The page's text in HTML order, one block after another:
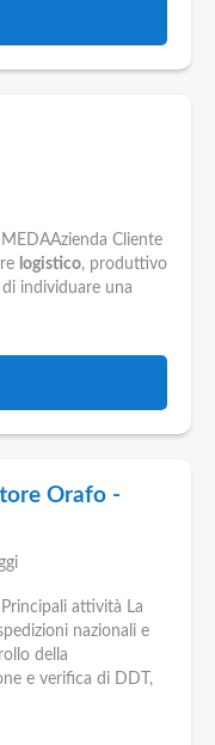
Cliente
logistico, produttivo
individuare una
Orafo -
Principali attività La
nazionali e
della
e verifica di DDT,